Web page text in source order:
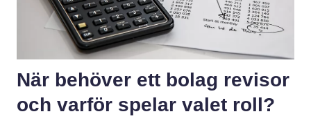
När behöver ett bolag revisor
och varför spelar valet roll?